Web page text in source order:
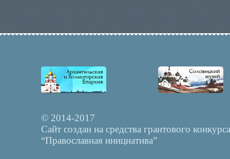
© 2014-2017
Сайт создан на средства грантового конкурса
“Православная инициатива”